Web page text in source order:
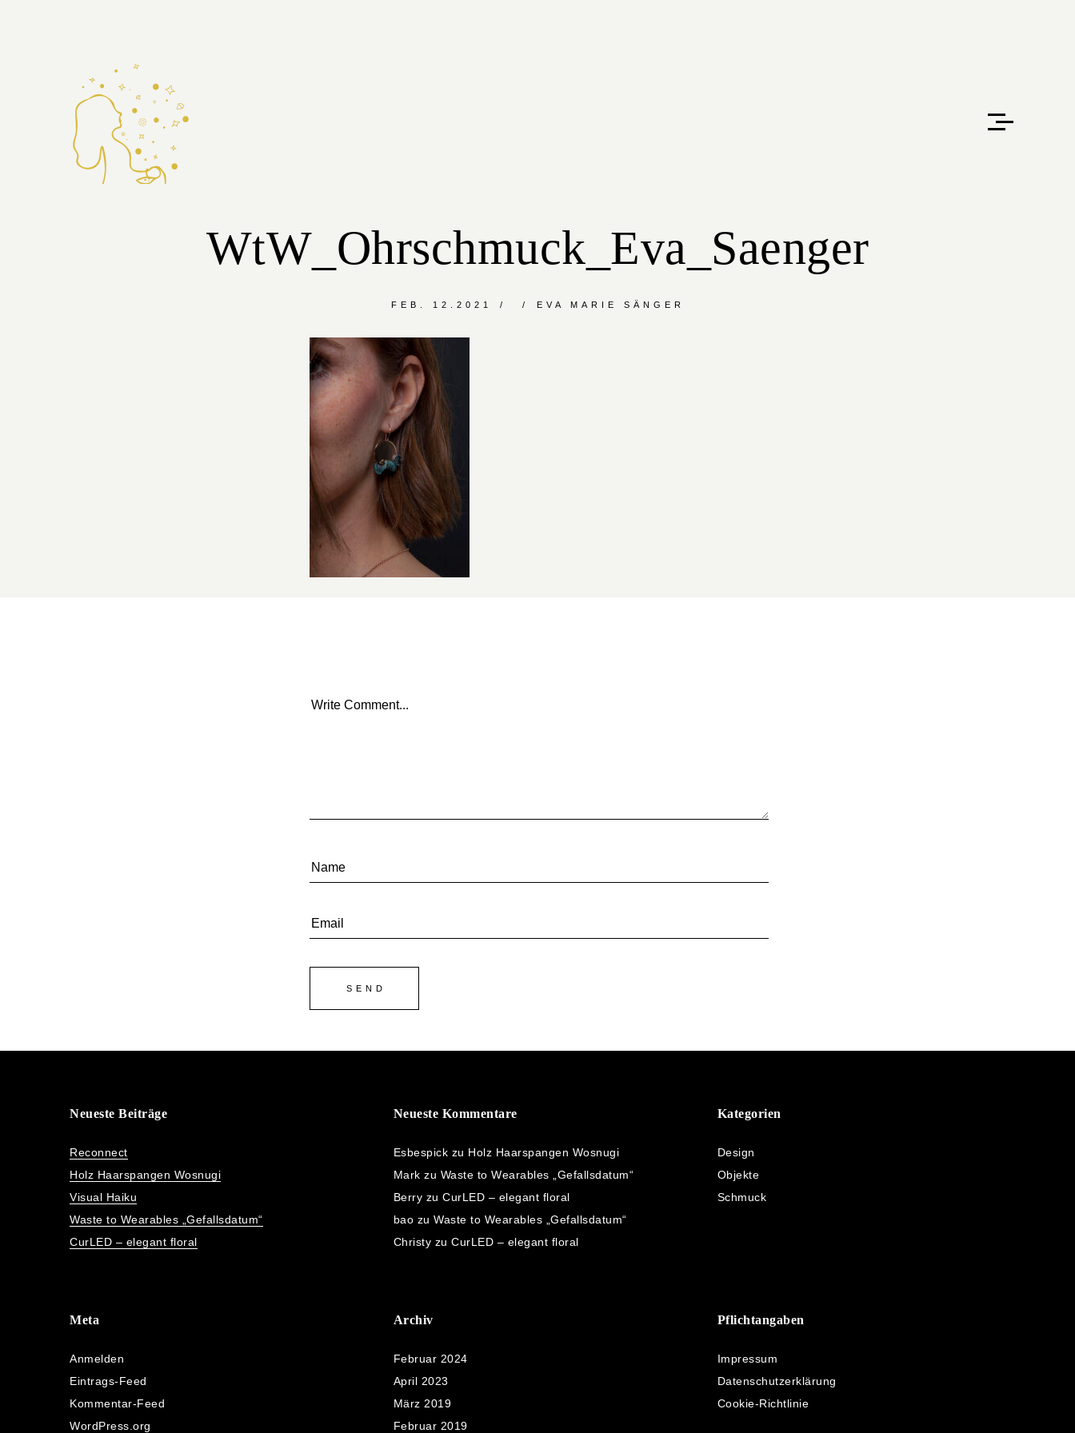
WtW_Ohrschmuck_Eva_Saenger
FEB. 12.2021 EVA MARIE SÄNGER
Neueste Beiträge
Reconnect
Holz Haarspangen Wosnugi
Visual Haiku
Waste to Wearables „Gefallsdatum“
CurLED – elegant floral
Neueste Kommentare
Esbespick zu Holz Haarspangen Wosnugi
Mark zu Waste to Wearables „Gefallsdatum“
Berry zuCurLED – elegant floral
bao zuWaste to Wearables „Gefallsdatum“
Christy zuCurLED – elegant floral
Kategorien
Design
Objekte
Schmuck
Meta
Anmelden
Eintrags-Feed
Kommentar-Feed
WordPress.org
Archiv
Februar 2024
April 2023
März 2019
Februar 2019
Pflichtangaben
Impressum
Datenschutzerklärung
Cookie-Richtlinie